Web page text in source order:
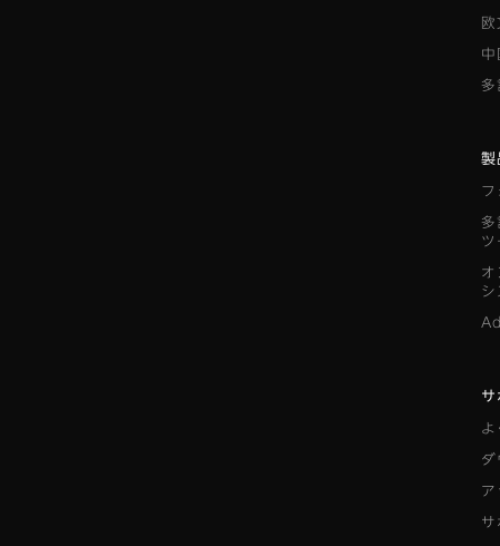
欧
中
多
製
フ
多
ツ
オ
シ
サ
よ
ダ
ア
サ